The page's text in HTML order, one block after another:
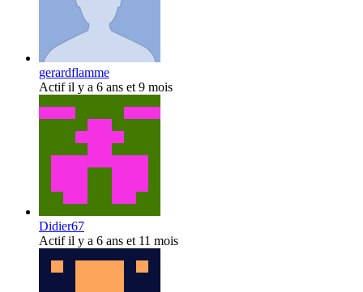
gerardflamme
Actif il y a 6 ans et 9 mois
Didier67
Actif il y a 6 ans et 11 mois